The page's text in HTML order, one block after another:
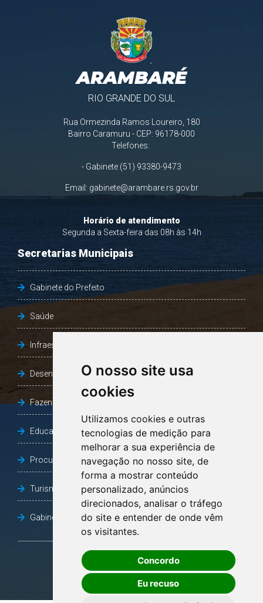
O nosso site usa
cookies
Utilizamos cookies e outras
tecnologias de medição para
melhorar a sua experiência de
navegação no nosso site, de
forma a mostrar conteúdo
personalizado, anúncios
direcionados, analisar o tráfego
do site e entender de onde vêm
os visitantes.
Concordo
Eu recuso
ARAMBARÉ
RIO GRANDE DO SUL
Rua Ormezinda Ramos Loureiro, 180
Bairro Caramuru - CEP: 96178-000
Telefones:
- Gabinete (51) 93380-9473
Email: gabinete@arambare.rs.gov.br
Horário de atendimento
Segunda a Sexta-feira das 08h às 14h
Secretarias Municipais
Gabinete do Prefeito
Saúde
Infraestrutura, Agricultura e Meio Ambiente
Desenvolvimento Social
Fazenda e Desenvolvimento Econômico
Educação
Procuradoria Geral do Município
Turismo, Desporto e Cultura
Gabinete Vice-Prefeito
OUVIDORIA